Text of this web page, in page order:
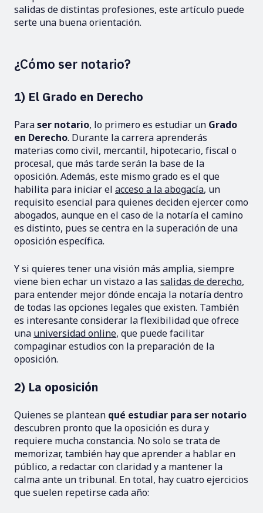
salidas de distintas profesiones, este artículo puede
serte una buena orientación.
¿Cómo ser notario?
1) El Grado en Derecho
Paraser notario, lo primero es estudiar un Grado
en Derecho. Durante la carrera aprenderás
materias como civil, mercantil, hipotecario, fiscal o
procesal, que más tarde serán la base de la
oposición. Además, este mismo grado es el que
habilita para iniciar el acceso a la abogacía, un
requisito esencial para quienes deciden ejercer como
abogados, aunque en el caso de la notaría el camino
es distinto, pues se centra en la superación de una
oposición específica.
Y si quieres tener una visión más amplia, siempre
viene bien echar un vistazo a las salidas de derecho,
para entender mejor dónde encaja la notaría dentro
de todas las opciones legales que existen. También
es interesante considerar la flexibilidad que ofrece
una universidad online, que puede facilitar
compaginar estudios con la preparación de la
oposición.
2) La oposición
Quienes se plantean qué estudiar para ser notario
descubren pronto que la oposición es dura y
requiere mucha constancia. No solo se trata de
memorizar, también hay que aprender a hablar en
público, a redactar con claridad y a mantener la
calma ante un tribunal. En total, hay cuatro ejercicios
que suelen repetirse cada año: